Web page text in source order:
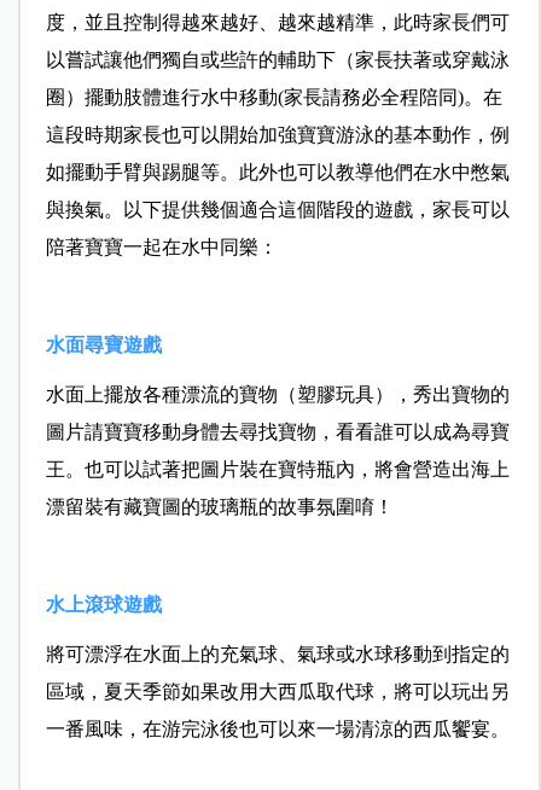
度，並且控制得越來越好、越來越精準，此時家長們可
以嘗試讓他們獨自或些許的輔助下（家長扶著或穿戴泳
圈）擺動肢體進行水中移動(家長請務必全程陪同)。在
這段時期家長也可以開始加強寶寶游泳的基本動作，例
如擺動手臂與踢腿等。此外也可以教導他們在水中憋氣
與換氣。以下提供幾個適合這個階段的遊戲，家長可以
陪著寶寶一起在水中同樂：
水面尋寶遊戲
水面上擺放各種漂流的寶物（塑膠玩具），秀出寶物的
圖片請寶寶移動身體去尋找寶物，看看誰可以成為尋寶
王。也可以試著把圖片裝在寶特瓶內，將會營造出海上
漂留裝有藏寶圖的玻璃瓶的故事氛圍唷！
水上滾球遊戲
將可漂浮在水面上的充氣球、氣球或水球移動到指定的
區域，夏天季節如果改用大西瓜取代球，將可以玩出另
一番風味，在游完泳後也可以來一場清涼的西瓜饗宴。